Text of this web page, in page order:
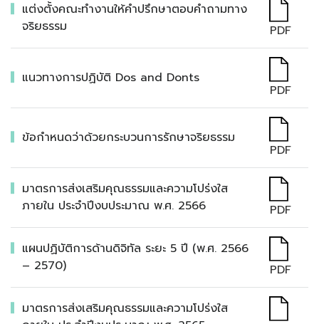
แต่งตั้งคณะทำงานให้คำปรึกษาตอบคำถามทาง
จริยธรรม
PDF
แนวทางการปฏิบัติ Dos and Donts
PDF
ข้อกำหนดว่าด้วยกระบวนการรักษาจริยธรรม
PDF
มาตรการส่งเสริมคุณธรรมและความโปร่งใส
ภายใน ประจำปีงบประมาณ พ.ศ. 2566
PDF
แผนปฏิบัติการด้านดิจิทัล ระยะ 5 ปี (พ.ศ. 2566
– 2570)
PDF
มาตรการส่งเสริมคุณธรรมและความโปร่งใส